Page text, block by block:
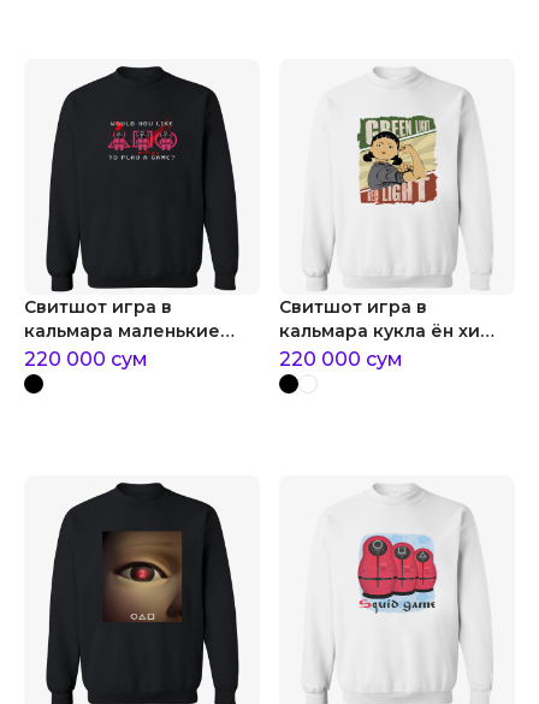
Свитшот игра в
кальмара маленькие
розовые охранники
220 000 сум
Свитшот игра в
кальмара кукла ён хи
зеленый свет или
красный
220 000 сум